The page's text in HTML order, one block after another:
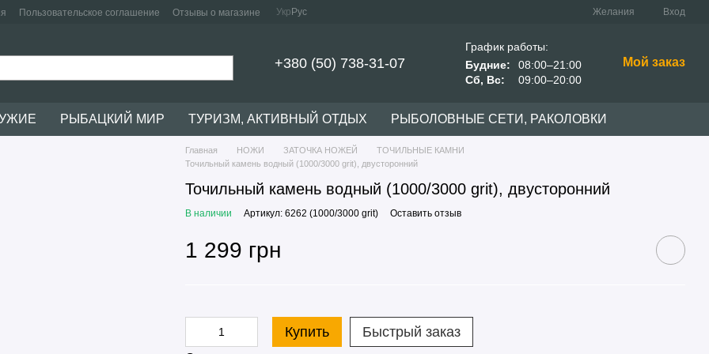
Пользовательское соглашение Отзывы о магазине Укр Рус Желания Вход
+380 (50) 738-31-07
График работы:
Будние:
08:00–21:00
Сб, Вс:
09:00–20:00
Мой заказ
РЫБАЦКИЙ МИР ТУРИЗМ, АКТИВНЫЙ ОТДЫХ РЫБОЛОВНЫЕ СЕТИ, РАКОЛОВКИ
Главная НОЖИ ЗАТОЧКА НОЖЕЙ
ТОЧИЛЬНЫЕ КАМНИ
Точильный камень водный (1000/3000 grit), двусторонний
Точильный камень водный (1000/3000 grit), двусторонний
В наличии Артикул: 6262 (1000/3000 grit) Оставить отзыв
1 299 грн
Купить Быстрый заказ